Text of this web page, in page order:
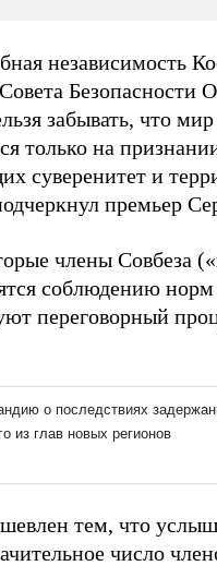
независимость
Безопасности
забывать, что
только на
суверенитет и
премьер
члены Совбеза
соблюдению
переговорный
тем, что
число